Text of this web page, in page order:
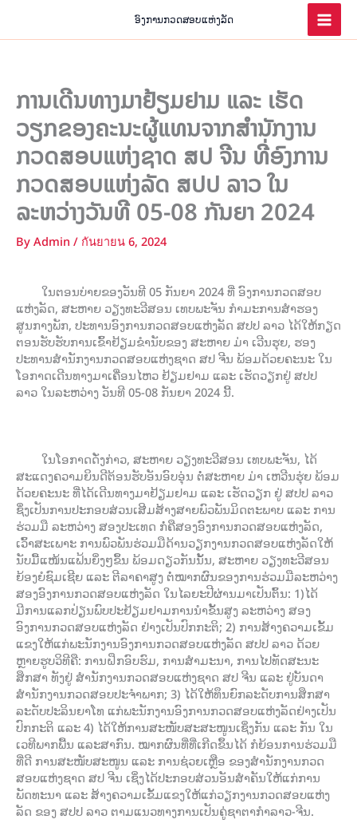
content
ອົງການກວດສອບແຫ່ງລັດ
ການເດີນທາງມາຢ້ຽມຢາມ ແລະ ເຮັດ
ວຽກຂອງຄະນະຜູ້ແທນຈາກສຳນັກງານ
ກວດສອບແຫ່ງຊາດ ສປ ຈີນ ທີ່ອົງການ
ກວດສອບແຫ່ງລັດ ສປປ ລາວ ໃນ
ລະຫວ່າງວັນທີ 05-08 ກັນຍາ 2024
ByAdmin / กันยายน 6, 2024
ໃນຕອນບ່າຍຂອງວັນທີ 05 ກັນຍາ 2024 ທີ່ ອົງການກວດສອບ
ແຫ່ງລັດ, ສະຫາຍ ວຽງທະວີສອນ ເທບພະຈັນ ກຳມະການສຳຮອງ
ສູນກາງພັກ, ປະທານອົງການກວດສອບແຫ່ງລັດ ສປປ ລາວ ໄດ້ໃຫ້ກຽດ
ຕອນຮັບຮັບການເຂົ້າຢ້ຽມຂໍານັບຂອງ ສະຫາຍ ມ່າ ເວີນຮຸຍ, ຮອງ
ປະທານສຳນັກງານກວດສອບແຫ່ງຊາດ ສປ ຈີນ ພ້ອມດ້ວຍຄະນະ ໃນ
ໂອກາດເດີນທາງມາເຄື່ອນໄຫວ ຢ້ຽມຢາມ ແລະ ເຮັດວຽກຢູ່ ສປປ
ລາວ ໃນລະຫວ່າງ ວັນທີ 05-08 ກັນຍາ 2024 ນີ້.
ໃນໂອກາດດັ່ງກ່າວ, ສະຫາຍ ວຽງທະວີສອນ ເທບພະຈັນ, ໄດ້
ສະແດງຄວາມຍິນດີຕ້ອນຮັບອັນອົບອຸ່ນ ຕໍ່ສະຫາຍ ມ່າ ເຫວີນຮຸ່ຍ ພ້ອມ
ດ້ວຍຄະນະ ທີ່ໄດ້ເດີນທາງມາຢ້ຽມຢາມ ແລະ ເຮັດວຽກ ຢູ່ ສປປ ລາວ
ຊຶ່ງເປັນການປະກອບສ່ວນເສີມສ້າງສາຍພົວພັນມິດຕະພາບ ແລະ ການ
ຮ່ວມມື ລະຫວ່າງ ສອງປະເທດ ກໍ່ຄືສອງອົງການກວດສອບແຫ່ງລັດ,
ເວົ້າສະເພາະ ການພົວພັນຮ່ວມມືດ້ານວຽກງານກວດສອບແຫ່ງລັດໃຫ້
ນັບມື້ແໜ້ນແຟ້ນຍິ່ງໆຂຶ້ນ ພ້ອມດຽວກັນນັ້ນ, ສະຫາຍ ວຽງທະວີສອນ
ຍ້ອງຍໍຊົມເຊີຍ ແລະ ຕີລາຄາສູງ ຕໍ່ໝາກຜົນຂອງການຮ່ວມມືລະຫວ່າງ
ສອງອົງການກວດສອບແຫ່ງລັດ ໃນໄລຍະປີຜ່ານມາເປັນຕົ້ນ: 1)ໄດ້
ມີການແລກປ່ຽນພົບປະຢ້ຽມຢາມການນຳຂັ້ນສູງ ລະຫວ່າງ ສອງ
ອົງການກວດສອບແຫ່ງລັດ ຢ່າງເປັນປົກກະຕິ; 2) ການສ້າງຄວາມເຂັ້ມ
ແຂງໃຫ້ແກ່ພະນັກງານອົງການກວດສອບແຫ່ງລັດ ສປປ ລາວ ດ້ວຍ
ຫຼາຍຮູບວິທີຄື: ການຝຶກອົບຮົມ, ການສຳມະນາ, ການໄປທັດສະນະ
ສຶກສາ ທັງຢູ່ ສຳນັກງານກວດສອບແຫ່ງຊາດ ສປ ຈີນ ແລະ ຢູ່ບັນດາ
ສຳນັກງານກວດສອບປະຈຳພາກ; 3) ໄດ້ໃຫ້ທຶນຍົກລະດັບການສຶກສາ
ລະດັບປະລິນຍາໂທ ແກ່ພະນັກງານອົງການກວດສອບແຫ່ງລັດຢ່າງເປັນ
ປົກກະຕິ ແລະ 4) ໄດ້ໃຫ້ການສະໜັບສະສະໜູນເຊິ່ງກັນ ແລະ ກັນ ໃນ
ເວທີພາກພື້ນ ແລະສາກົນ. ໝາກຜົນທີ່ທີ່ເກີດຂຶ້ນໄດ້ ກໍຍ້ອນການຮ່ວມມື
ທີ່ດີ ການສະໜັບສະໜູນ ແລະ ການຊ່ວຍເຫຼືອ ຂອງສຳນັກງານກວດ
ສອບແຫ່ງຊາດ ສປ ຈີນ ເຊິ່ງໄດ້ປະກອບສ່ວນອັນສໍາຄັນໃຫ້ແກ່ການ
ພັດທະນາ ແລະ ສ້າງຄວາມເຂັ້ມແຂງໃຫ້ແກ່ວຽກງານກວດສອບແຫ່ງ
ລັດ ຂອງ ສປປ ລາວ ຕາມແນວທາງການເປັນຄູ່ຊາຕາກຳລາວ-ຈີນ.